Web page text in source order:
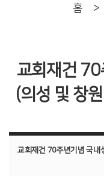
홈 >
교회재건 70
(의성 및 창
교회재건 70주년기념 국내